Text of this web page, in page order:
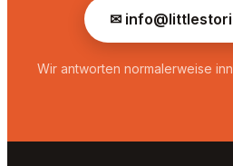
✉
Wir antworten normalerweise